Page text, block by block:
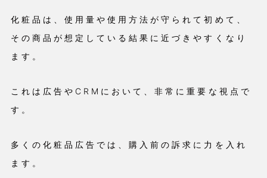
化粧品は、使用量や使用方法が守られて初めて、
その商品が想定している結果に近づきやすくなり
ます。
これは広告やCRMにおいて、非常に重要な視点で
す。
多くの化粧品広告では、購入前の訴求に力を入れ
ます。